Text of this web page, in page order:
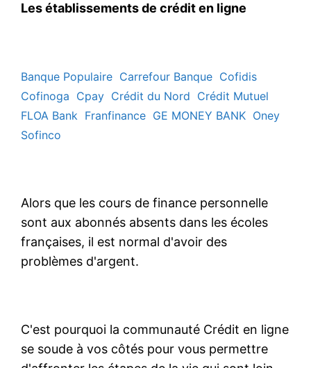
Les établissements de crédit en ligne
Banque Populaire Carrefour Banque Cofidis
Cofinoga Cpay Crédit du Nord Crédit Mutuel
FLOA Bank Franfinance GE MONEY BANK Oney
Sofinco
Alors que les cours de finance personnelle
sont aux abonnés absents dans les écoles
françaises, il est normal d'avoir des
problèmes d'argent.
C'est pourquoi la communauté Crédit en ligne
se soude à vos côtés pour vous permettre